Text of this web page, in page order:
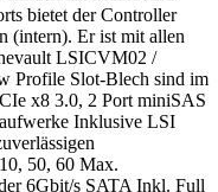
bietet der Controller
(intern). Er ist mit allen
LSICVM02 /
Profile Slot-Blech sind im
x8 3.0, 2 Port miniSAS
Inklusive LSI
50, 60 Max.
6Gbit/s SATA Inkl. Full